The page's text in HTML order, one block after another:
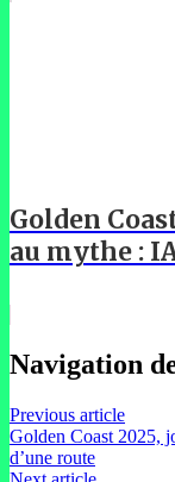
Golden
au mythe :
Navigation
Previous article
Golden Coast 2025,
d’une route